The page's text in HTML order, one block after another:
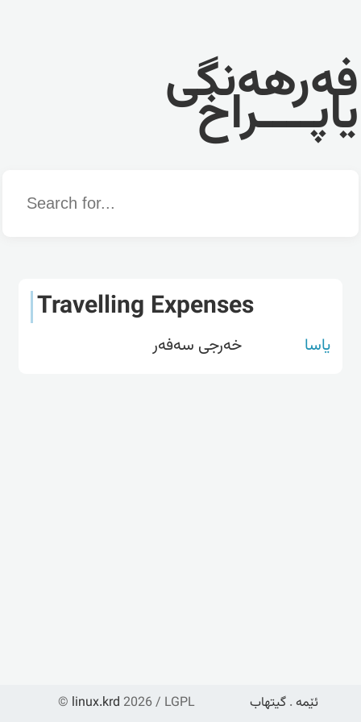
فەرهەنگی
یاپــــراخ
Word
Travelling Expenses
یاسا خەرجی سەفەر
© linux.krd 2026 / LGPL ئێمە . گیتهاب